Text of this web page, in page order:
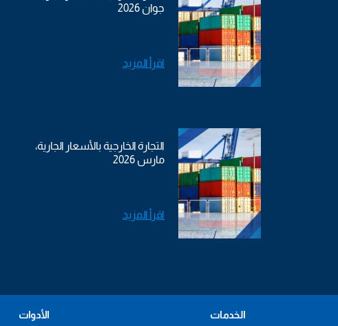
جوان 2026
اقرأ المزيد
التجارة الخارجية بالأسعار الجارية،
مارس 2026
اقرأ المزيد
الخدمات الأدوات